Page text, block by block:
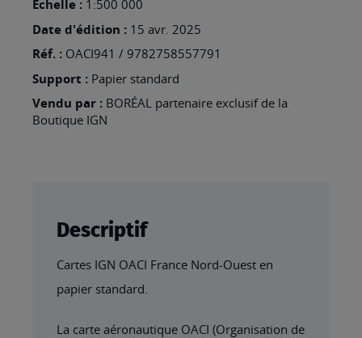
OACI941
-
FRANCE
NORD-
OUEST
2025
Échelle : 1:500 000
Date d'édition : 15 avr. 2025
Réf. : OACI941 / 9782758557791
Support : Papier standard
Vendu par : BORÉAL partenaire exclusif de la
Boutique IGN
Descriptif
Cartes IGN OACI France Nord-Ouest en
papier standard.
La carte aéronautique OACI (Organisation de